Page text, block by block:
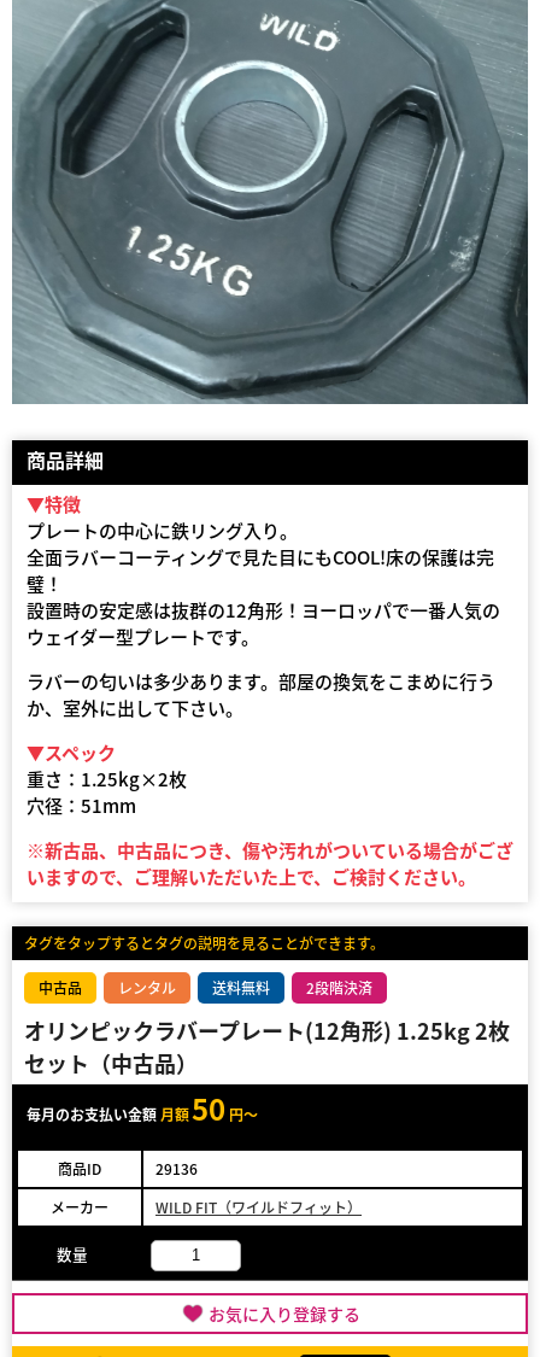
商品詳細
▼特徴
プレートの中心に鉄リング入り。
全面ラバーコーティングで見た目にもCOOL!床の保護は完
璧！
設置時の安定感は抜群の12角形！ヨーロッパで一番人気の
ウェイダー型プレートです。
ラバーの匂いは多少あります。部屋の換気をこまめに行う
か、室外に出して下さい。
▼スペック
重さ：1.25kg×2枚
穴径：51mm
※新古品、中古品につき、傷や汚れがついている場合がござ
いますので、ご理解いただいた上で、ご検討ください。
タグをタップするとタグの説明を見ることができます。
中古品 レンタル 送料無料 2段階決済
オリンピックラバープレート(12角形) 1.25kg 2枚
セット（中古品）
毎月のお支払い金額 月額50 円～
商品ID
29136
メーカー
WILD FIT（ワイルドフィット）
数量
お気に入り登録する